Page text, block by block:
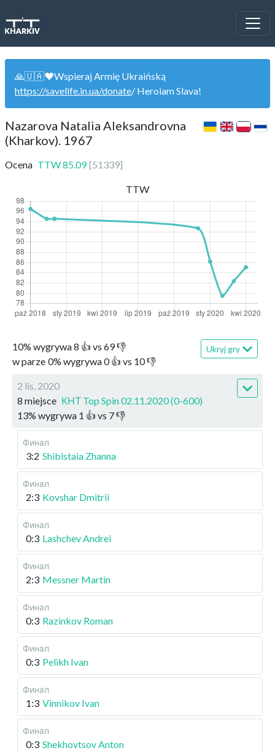
🙏🇺🇦❤️Wspieraj Armię Ukraińską
https://savelife.in.ua/donate/ Heroiam Slava!
Nazarova Natalia Aleksandrovna
(Kharkov). 1967
Ocena TTW85.09 [51339]
10% wygrywa8 👍 vs 69👎
w parze 0% wygrywa0👍 vs 10👎
Ukryj gry
2 lis, 2020
8 miejsce КНТ Top Spin 02.11.2020 (0-600)
13% wygrywa 1 👍 vs 7👎
Финал
3:2 Shibistaia Zhanna
Финал
2:3 Kovshar Dmitrii
Финал
0:3 Lashchev Andrei
Финал
2:3 Messner Martin
Финал
0:3 Razinkov Roman
Финал
0:3 Pelikh Ivan
Финал
1:3 Vinnikov Ivan
Финал
0:3 Shekhovtsov Anton
TTW